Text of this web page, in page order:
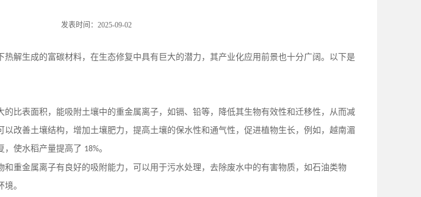
发表时间：2025-09-02
解生成的富碳材料，在生态修复中具有巨大的潜力，其产业化应用前景也十分广阔。以下是
的比表面积，能吸附土壤中的重金属离子，如镉、铅等，降低其生物有效性和迁移性，从而减
改善土壤结构，增加土壤肥力，提高土壤的保水性和通气性，促进植物生长，例如，越南湄
，使水稻产量提高了 18%。
重金属离子有良好的吸附能力，可以用于污水处理，去除废水中的有害物质，如石油类物
。